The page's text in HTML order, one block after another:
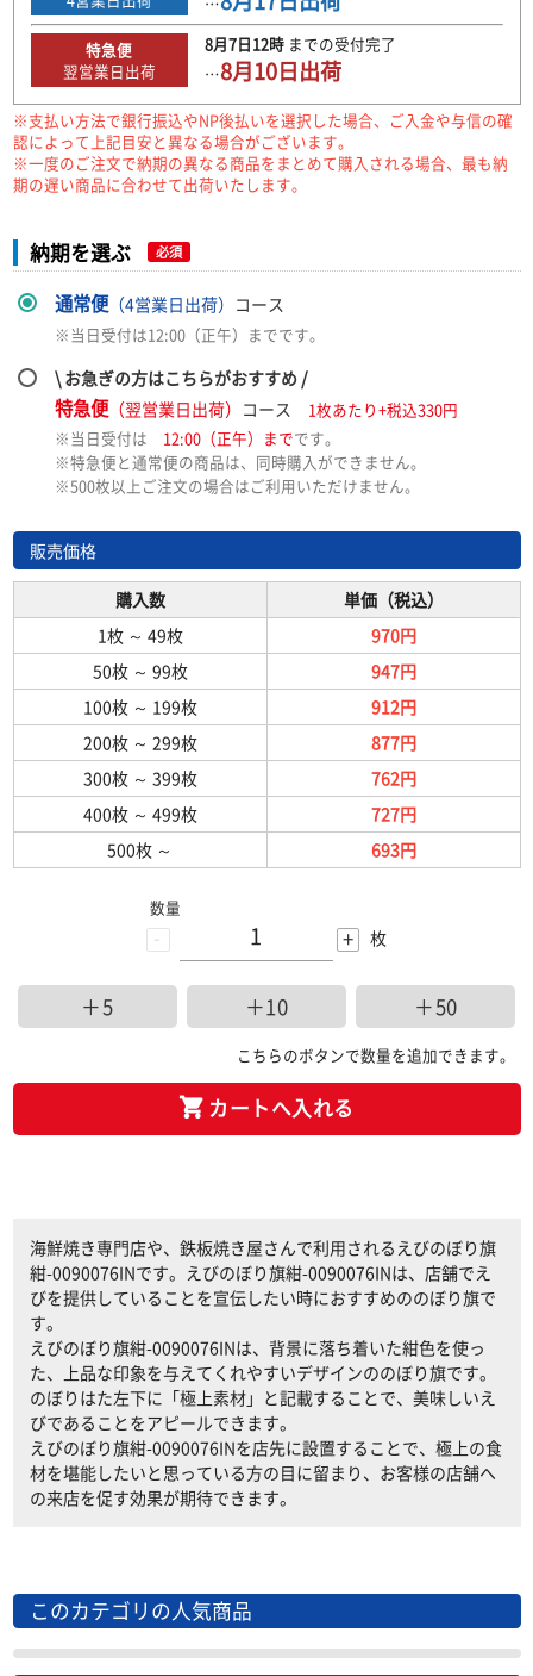
特急便
翌営業日出荷
8月7日12時までの受付完了
…8月10日出荷
※支払い方法で銀行振込やNP後払いを選択した場合、ご入金や与信の確
認によって上記目安と異なる場合がございます。
※一度のご注文で納期の異なる商品をまとめて購入される場合、最も納
期の遅い商品に合わせて出荷いたします。
納期を選ぶ 必須
通常便（4営業日出荷） コース
※当日受付は12:00（正午）までです。
\ お急ぎの方はこちらがおすすめ /
特急便（翌営業日出荷） コース
1枚あたり+税込330円
※当日受付は 12:00（正午）までです。
※特急便と通常便の商品は、同時購入ができません。
※500枚以上ご注文の場合はご利用いただけません。
販売価格
購入数
単価（税込）
1枚 ～ 49枚
970円
50枚 ～ 99枚
947円
100枚 ～ 199枚
912円
200枚 ～ 299枚
877円
300枚 ～ 399枚
762円
400枚 ～ 499枚
727円
500枚 ～ 693円
-
数量
+ 枚
＋5 ＋10 ＋50
こちらのボタンで数量を追加できます。
カートへ入れる
海鮮焼き専門店や、鉄板焼き屋さんで利用されるえびのぼり旗
紺-0090076INです。えびのぼり旗紺-0090076INは、店舗でえ
びを提供していることを宣伝したい時におすすめののぼり旗で
す。
えびのぼり旗紺-0090076INは、背景に落ち着いた紺色を使っ
た、上品な印象を与えてくれやすいデザインののぼり旗です。
のぼりはた左下に「極上素材」と記載することで、美味しいえ
びであることをアピールできます。
えびのぼり旗紺-0090076INを店先に設置することで、極上の食
材を堪能したいと思っている方の目に留まり、お客様の店舗へ
の来店を促す効果が期待できます。
このカテゴリの人気商品